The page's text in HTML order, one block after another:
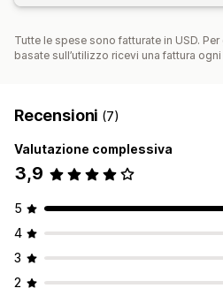
Tutte le spese sono fatturate in USD.
basate sull’utilizzo ricevi una fattura
Recensioni (7)
Valutazione complessiva
3,9
5
4
3
2